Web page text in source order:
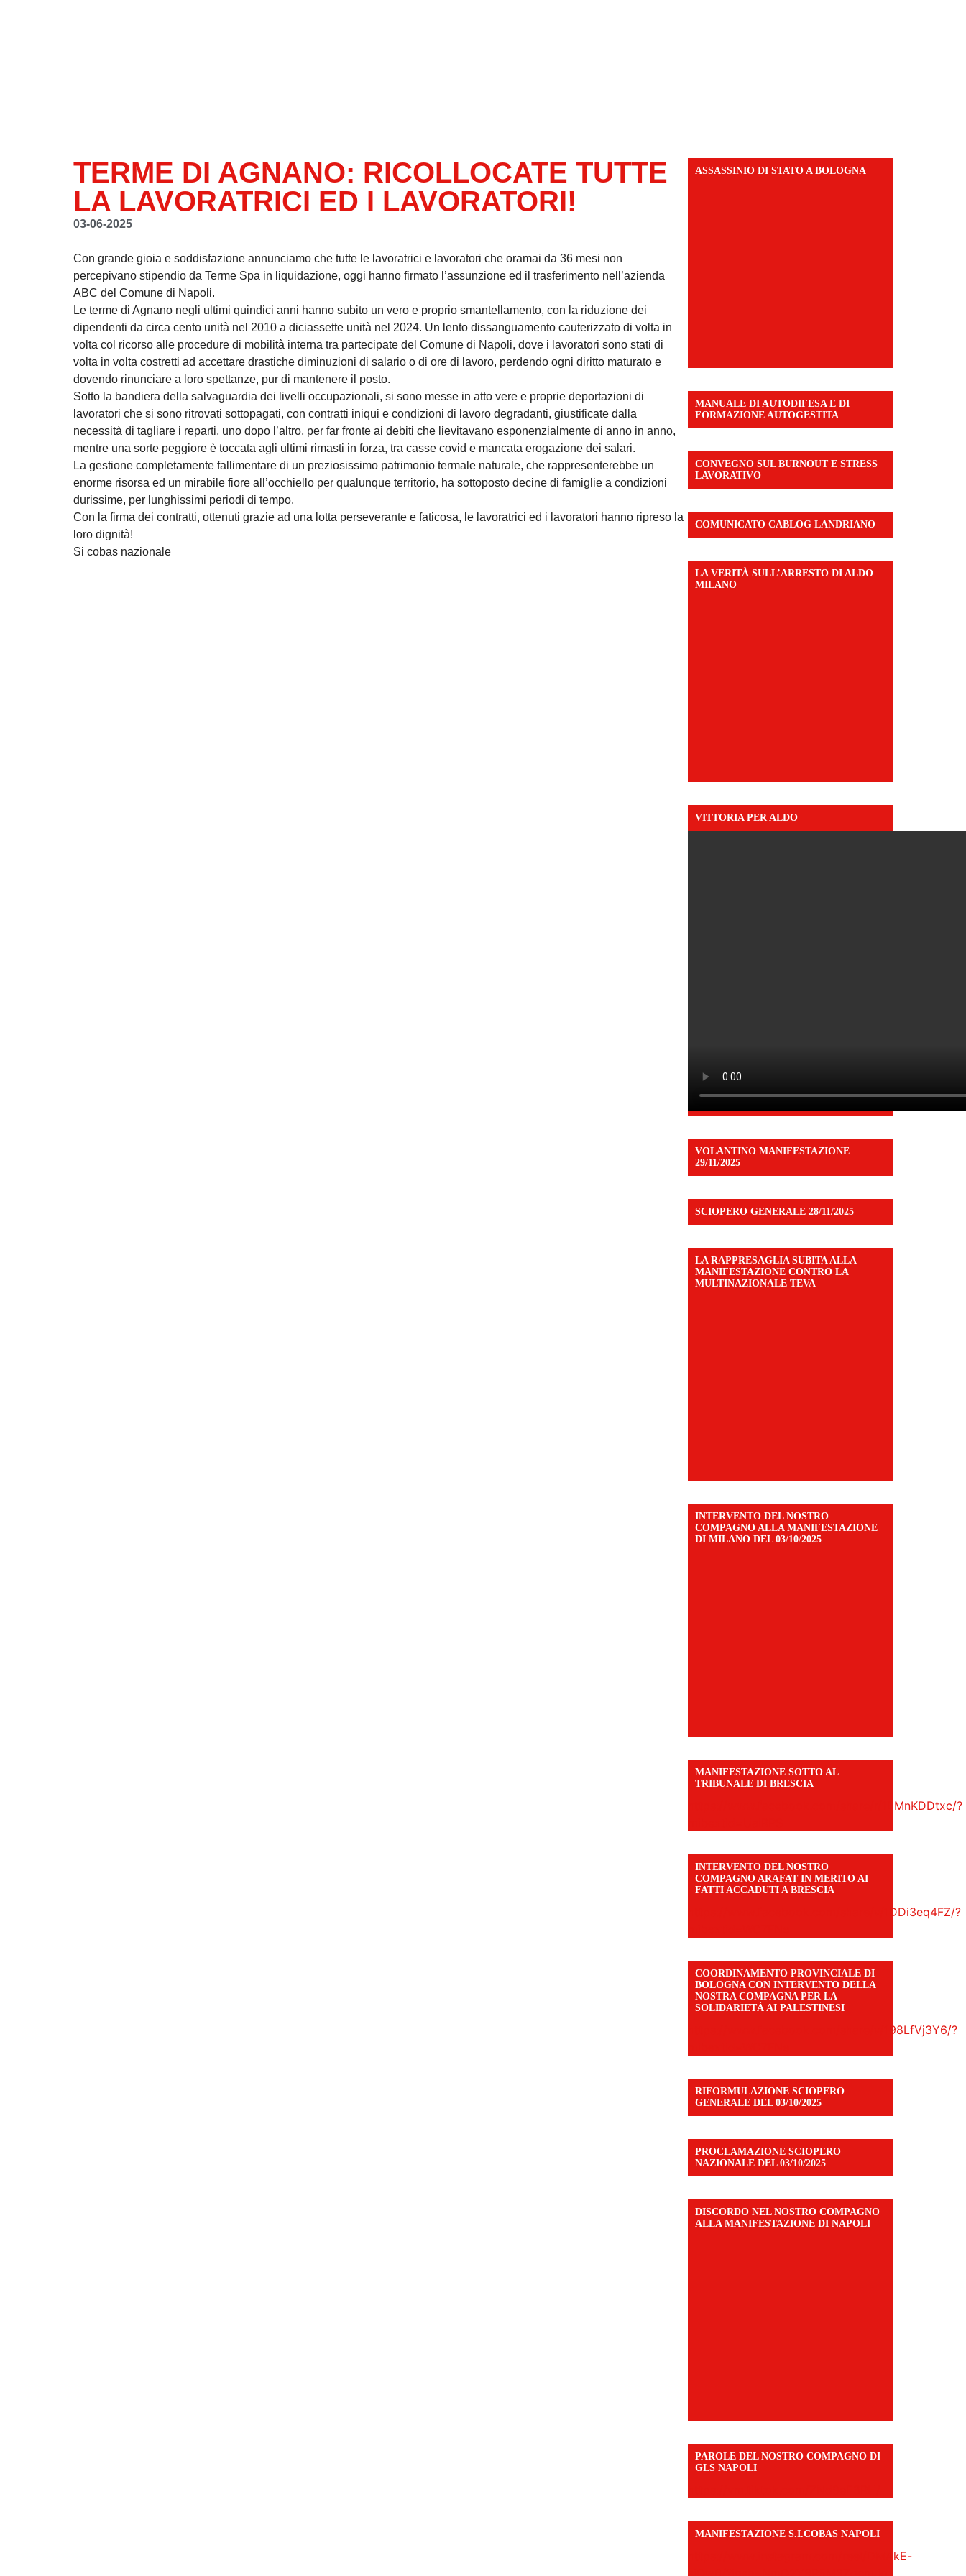
TERME DI AGNANO: RICOLLOCATE TUTTE
LA LAVORATRICI ED I LAVORATORI!
03-06-2025
Con grande gioia e soddisfazione annunciamo che tutte le lavoratrici e lavoratori che oramai da 36 mesi non
percepivano stipendio da Terme Spa in liquidazione, oggi hanno firmato l’assunzione ed il trasferimento nell’azienda
ABC del Comune di Napoli.
Le terme di Agnano negli ultimi quindici anni hanno subito un vero e proprio smantellamento, con la riduzione dei
dipendenti da circa cento unità nel 2010 a diciassette unità nel 2024. Un lento dissanguamento cauterizzato di volta in
volta col ricorso alle procedure di mobilità interna tra partecipate del Comune di Napoli, dove i lavoratori sono stati di
volta in volta costretti ad accettare drastiche diminuzioni di salario o di ore di lavoro, perdendo ogni diritto maturato e
dovendo rinunciare a loro spettanze, pur di mantenere il posto.
Sotto la bandiera della salvaguardia dei livelli occupazionali, si sono messe in atto vere e proprie deportazioni di
lavoratori che si sono ritrovati sottopagati, con contratti iniqui e condizioni di lavoro degradanti, giustificate dalla
necessità di tagliare i reparti, uno dopo l’altro, per far fronte ai debiti che lievitavano esponenzialmente di anno in anno,
mentre una sorte peggiore è toccata agli ultimi rimasti in forza, tra casse covid e mancata erogazione dei salari.
La gestione completamente fallimentare di un preziosissimo patrimonio termale naturale, che rappresenterebbe un
enorme risorsa ed un mirabile fiore all’occhiello per qualunque territorio, ha sottoposto decine di famiglie a condizioni
durissime, per lunghissimi periodi di tempo.
Con la firma dei contratti, ottenuti grazie ad una lotta perseverante e faticosa, le lavoratrici ed i lavoratori hanno ripreso la
loro dignità!
Si cobas nazionale
ASSASSINIO DI STATO A BOLOGNA
MANUALE DI AUTODIFESA E DI
FORMAZIONE AUTOGESTITA
CONVEGNO SUL BURNOUT E STRESS
LAVORATIVO
COMUNICATO CABLOG LANDRIANO
LA VERITÀ SULL’ARRESTO DI ALDO
MILANO
VITTORIA PER ALDO
VOLANTINO MANIFESTAZIONE
29/11/2025
SCIOPERO GENERALE 28/11/2025
LA RAPPRESAGLIA SUBITA ALLA
MANIFESTAZIONE CONTRO LA
MULTINAZIONALE TEVA
INTERVENTO DEL NOSTRO
COMPAGNO ALLA MANIFESTAZIONE
DI MILANO DEL 03/10/2025
MANIFESTAZIONE SOTTO AL
TRIBUNALE DI BRESCIA
https://www.facebook.com/share/r/1EMnKDDtxc/?
INTERVENTO DEL NOSTRO
COMPAGNO ARAFAT IN MERITO AI
FATTI ACCADUTI A BRESCIA
https://www.facebook.com/share/v/1DDi3eq4FZ/?
COORDINAMENTO PROVINCIALE DI
BOLOGNA CON INTERVENTO DELLA
NOSTRA COMPAGNA PER LA
SOLIDARIETÀ AI PALESTINESI
https://www.facebook.com/share/v/198LfVj3Y6/?
RIFORMULAZIONE SCIOPERO
GENERALE DEL 03/10/2025
PROCLAMAZIONE SCIOPERO
NAZIONALE DEL 03/10/2025
DISCORDO NEL NOSTRO COMPAGNO
ALLA MANIFESTAZIONE DI NAPOLI
PAROLE DEL NOSTRO COMPAGNO DI
GLS NAPOLI
MANIFESTAZIONE S.I.COBAS NAPOLI
https://www.instagram.com/reel/DMAkE-